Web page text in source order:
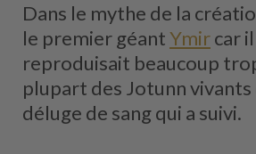
Dans le mythe de la
le premier géantYmircar
reproduisait beaucoup
plupart des Jotunn vivants
déluge de sang qui a suivi.